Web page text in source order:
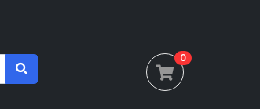
0